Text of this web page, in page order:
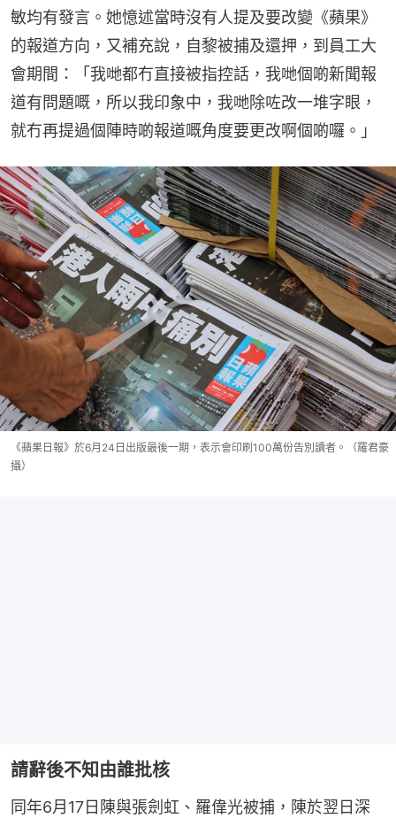
敏均有發言。她憶述當時沒有人提及要改變《蘋果》
的報道方向，又補充說，自黎被捕及還押，到員工大
會期間：「我哋都冇直接被指控話，我哋個啲新聞報
道有問題嘅，所以我印象中，我哋除咗改一堆字眼，
就冇再提過個陣時啲報道嘅角度要更改啊個啲囉。」
《蘋果日報》於6月24日出版最後一期，表示會印刷100萬份告別讀者。（羅君豪
攝）
請辭後不知由誰批核
同年6月17日陳與張劍虹、羅偉光被捕，陳於翌日深